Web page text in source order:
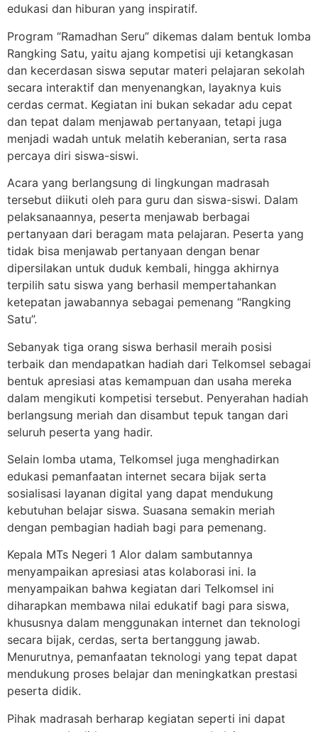
edukasi dan hiburan yang inspiratif.
Program “Ramadhan Seru” dikemas dalam bentuk lomba
Rangking Satu, yaitu ajang kompetisi uji ketangkasan
dan kecerdasan siswa seputar materi pelajaran sekolah
secara interaktif dan menyenangkan, layaknya kuis
cerdas cermat. Kegiatan ini bukan sekadar adu cepat
dan tepat dalam menjawab pertanyaan, tetapi juga
menjadi wadah untuk melatih keberanian, serta rasa
percaya diri siswa-siswi.
Acara yang berlangsung di lingkungan madrasah
tersebut diikuti oleh para guru dan siswa-siswi. Dalam
pelaksanaannya, peserta menjawab berbagai
pertanyaan dari beragam mata pelajaran. Peserta yang
tidak bisa menjawab pertanyaan dengan benar
dipersilakan untuk duduk kembali, hingga akhirnya
terpilih satu siswa yang berhasil mempertahankan
ketepatan jawabannya sebagai pemenang “Rangking
Satu”.
Sebanyak tiga orang siswa berhasil meraih posisi
terbaik dan mendapatkan hadiah dari Telkomsel sebagai
bentuk apresiasi atas kemampuan dan usaha mereka
dalam mengikuti kompetisi tersebut. Penyerahan hadiah
berlangsung meriah dan disambut tepuk tangan dari
seluruh peserta yang hadir.
Selain lomba utama, Telkomsel juga menghadirkan
edukasi pemanfaatan internet secara bijak serta
sosialisasi layanan digital yang dapat mendukung
kebutuhan belajar siswa. Suasana semakin meriah
dengan pembagian hadiah bagi para pemenang.
Kepala MTs Negeri 1 Alor dalam sambutannya
menyampaikan apresiasi atas kolaborasi ini. Ia
menyampaikan bahwa kegiatan dari Telkomsel ini
diharapkan membawa nilai edukatif bagi para siswa,
khususnya dalam menggunakan internet dan teknologi
secara bijak, cerdas, serta bertanggung jawab.
Menurutnya, pemanfaatan teknologi yang tepat dapat
mendukung proses belajar dan meningkatkan prestasi
peserta didik.
Pihak madrasah berharap kegiatan seperti ini dapat